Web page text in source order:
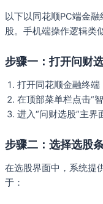
以下以同花顺PC端金
股。手机端操作逻辑类
步骤一：打开问财
打开同花顺金融终端
在顶部菜单栏点击“
进入“问财选股”主界
步骤二：选择选股
在选股界面中，系统提
于：